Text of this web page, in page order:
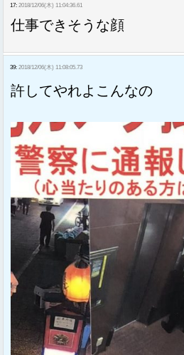
17: 2018/12/06(木) 11:04:36.61
仕事できそうな顔
39: 2018/12/06(木) 11:08:05.73
許してやれよこんなの